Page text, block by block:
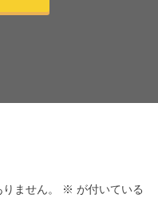
ません。 ※ が付いている